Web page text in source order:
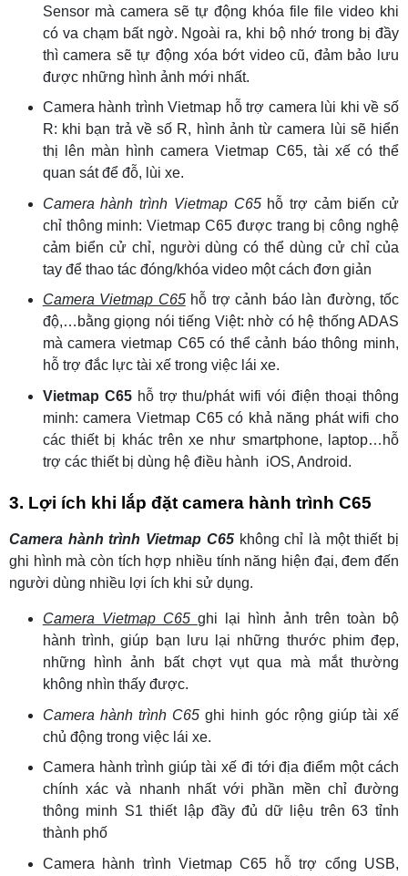
Sensor mà camera sẽ tự động khóa file file video khi
có va chạm bất ngờ. Ngoài ra, khi bộ nhớ trong bị đầy
thì camera sẽ tự động xóa bớt video cũ, đảm bảo lưu
được những hình ảnh mới nhất.
Camera hành trình Vietmap hỗ trợ camera lùi khi về số
R: khi bạn trả về số R, hình ảnh từ camera lùi sẽ hiển
thị lên màn hình camera Vietmap C65, tài xế có thể
quan sát để đỗ, lùi xe.
Camera hành trình Vietmap C65hỗ trợ cảm biến cử
chỉ thông minh: Vietmap C65 được trang bị công nghệ
cảm biển cử chỉ, người dùng có thể dùng cử chỉ của
tay để thao tác đóng/khóa video một cách đơn giản
Camera Vietmap C65hỗ trợ cảnh báo làn đường, tốc
độ,…bằng giọng nói tiếng Việt: nhờ có hệ thống ADAS
mà camera vietmap C65 có thể cảnh báo thông minh,
hỗ trợ đắc lực tài xế trong việc lái xe.
Vietmap C65hỗ trợ thu/phát wifi vói điện thoại thông
minh: camera Vietmap C65 có khả năng phát wifi cho
các thiết bị khác trên xe như smartphone, laptop…hỗ
trợ các thiết bị dùng hệ điều hành iOS, Android.
3. Lợi ích khi lắp đặt camera hành trình C65
Camera hành trình Vietmap C65không chỉ là một thiết bị
ghi hình mà còn tích hợp nhiều tính năng hiện đại, đem đến
người dùng nhiều lợi ích khi sử dụng.
Camera Vietmap C65 ghi lại hình ảnh trên toàn bộ
hành trình, giúp bạn lưu lại những thước phim đẹp,
những hình ảnh bất chợt vụt qua mà mắt thường
không nhìn thấy được.
Camera hành trình C65 ghi hinh góc rộng giúp tài xế
chủ động trong việc lái xe.
Camera hành trình giúp tài xế đi tới địa điểm một cách
chính xác và nhanh nhất với phần mền chỉ đường
thông minh S1 thiết lập đầy đủ dữ liệu trên 63 tỉnh
thành phố
Camera hành trình Vietmap C65 hỗ trợ cổng USB,